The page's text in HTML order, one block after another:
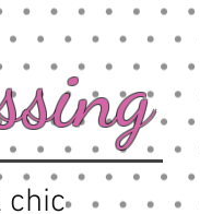
chic